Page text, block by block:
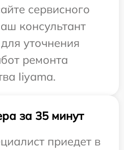
сервисного
консультант
уточнения
ремонта
Iiyama.
за 35 минут
приедет в